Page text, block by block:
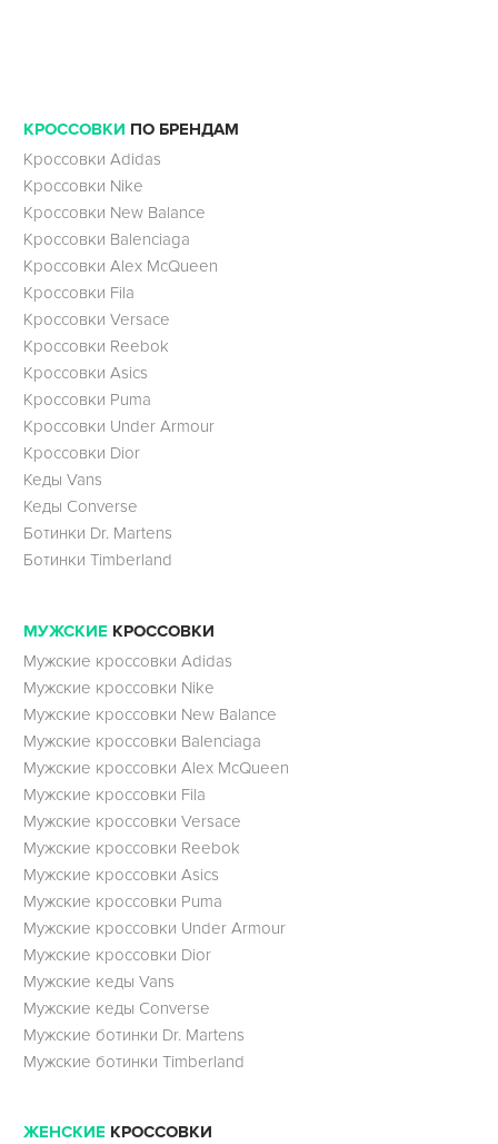
КРОССОВКИ ПО БРЕНДАМ
Кроссовки Adidas
Кроссовки Nike
Кроссовки New Balance
Кроссовки Balenciaga
Кроссовки Alex McQueen
Кроссовки Fila
Кроссовки Versace
Кроссовки Reebok
Кроссовки Asics
Кроссовки Puma
Кроссовки Under Armour
Кроссовки Dior
Кеды Vans
Кеды Converse
Ботинки Dr. Martens
Ботинки Timberland
МУЖСКИЕ КРОССОВКИ
Мужские кроссовки Adidas
Мужские кроссовки Nike
Мужские кроссовки New Balance
Мужские кроссовки Balenciaga
Мужские кроссовки Alex McQueen
Мужские кроссовки Fila
Мужские кроссовки Versace
Мужские кроссовки Reebok
Мужские кроссовки Asics
Мужские кроссовки Puma
Мужские кроссовки Under Armour
Мужские кроссовки Dior
Мужские кеды Vans
Мужские кеды Converse
Мужские ботинки Dr. Martens
Мужские ботинки Timberland
ЖЕНСКИЕ КРОССОВКИ